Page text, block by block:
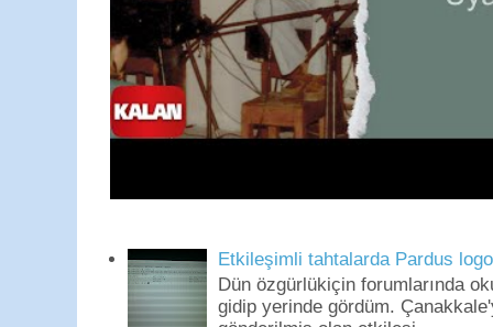
Etkileşimli tahtalarda Pardus
Dün özgürlükiçin forumlarında
gidip yerinde gördüm.